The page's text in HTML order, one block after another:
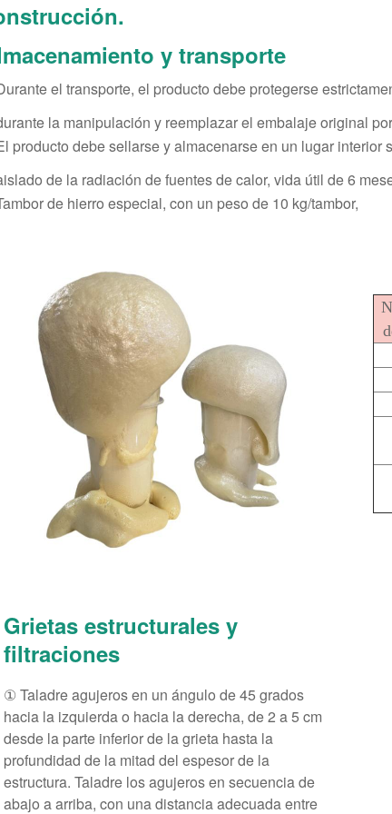
y transporte
el transporte, el producto debe protegerse
la manipulación y reemplazar el embalaje original
producto debe sellarse y almacenarse en un lugar
de la radiación de fuentes de calor, vida útil de 6
de hierro especial, con un peso de 10 kg/tambor,
Grietas estructurales y
filtraciones
① Taladre agujeros en un ángulo de 45 grados
hacia la izquierda o hacia la derecha, de 2 a 5 cm
desde la parte inferior de la grieta hasta la
profundidad de la mitad del espesor de la
estructura. Taladre los agujeros en secuencia de
abajo a arriba, con una distancia adecuada entre